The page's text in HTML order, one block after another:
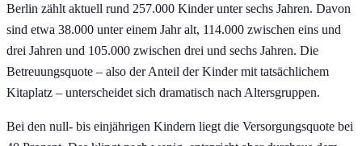
Berlin zählt aktuell rund 257.000 Kinder unter sechs Jahren. Davon
sind etwa 38.000 unter einem Jahr alt, 114.000 zwischen eins und
drei Jahren und 105.000 zwischen drei und sechs Jahren. Die
Betreuungsquote – also der Anteil der Kinder mit tatsächlichem
Kitaplatz – unterscheidet sich dramatisch nach Altersgruppen.
Bei den null- bis einjährigen Kindern liegt die Versorgungsquote bei